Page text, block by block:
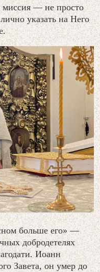
миссия — не просто
указать на Него
больше его» —
добродетелях
Иоанн
Завета, он умер до